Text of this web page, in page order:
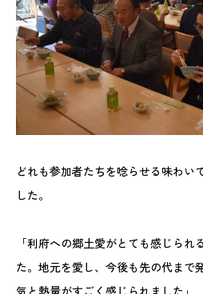
どれも参加者たちを唸らせる味わい
した。
「利府への郷土愛がとても感じられ
た。地元を愛し、今後も先の代まで
気と熱量がすごく感じられました」